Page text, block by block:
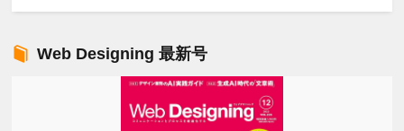
Web Designing 最新号